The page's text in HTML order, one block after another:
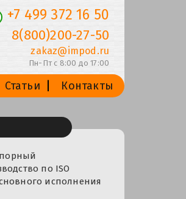
+7 499 372 16 50
8(800)200-27-50
zakaz@impod.ru
Пн-Пт с 8:00 до 17:00
Статьи Контакты
по ISO
исполнения